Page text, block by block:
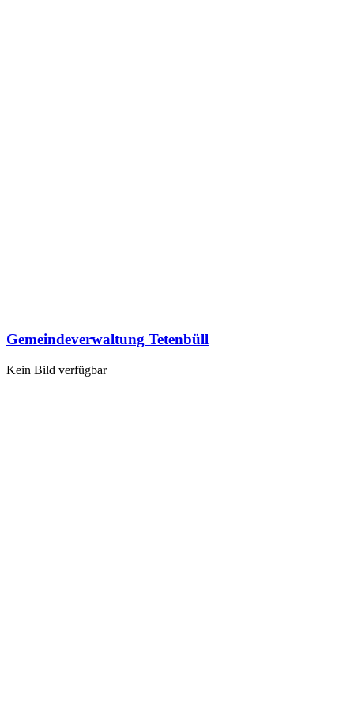
Gemeindeverwaltung Tetenbüll
Kein Bild verfügbar